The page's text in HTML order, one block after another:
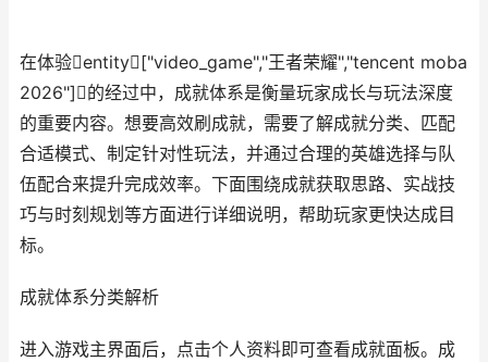
在体验entity["video_game","王者荣耀","tencent moba
2026"]的经过中，成就体系是衡量玩家成长与玩法深度
的重要内容。想要高效刷成就，需要了解成就分类、匹配
合适模式、制定针对性玩法，并通过合理的英雄选择与队
伍配合来提升完成效率。下面围绕成就获取思路、实战技
巧与时刻规划等方面进行详细说明，帮助玩家更快达成目
标。
成就体系分类解析
进入游戏主界面后，点击个人资料即可查看成就面板。成